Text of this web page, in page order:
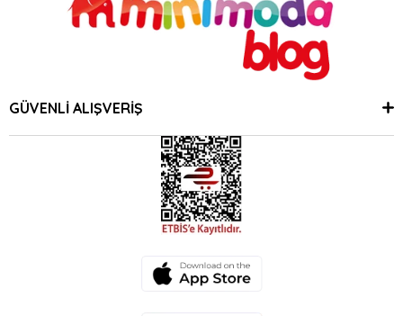
GÜVENLİ ALIŞVERİŞ